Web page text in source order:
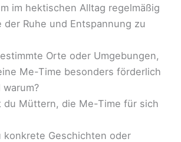
im hektischen Alltag regelmäßig
der Ruhe und Entspannung zu
Orte oder Umgebungen,
Me-Time besonders förderlich
du Müttern, die Me-Time für sich
konkrete Geschichten oder